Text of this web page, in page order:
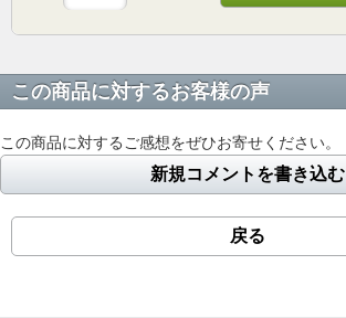
この商品に対するお客様の声
この商品に対するご感想をぜひお寄せください。
新規コメントを書き込む
戻る